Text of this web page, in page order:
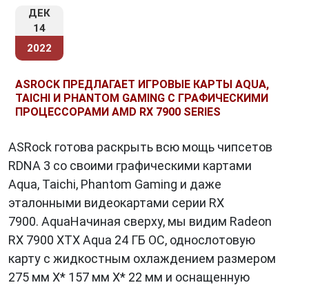
ДЕК
14
2022
ASROCK ПРЕДЛАГАЕТ ИГРОВЫЕ КАРТЫ AQUA,
TAICHI И PHANTOM GAMING С ГРАФИЧЕСКИМИ
ПРОЦЕССОРАМИ AMD RX 7900 SERIES
ASRock готова раскрыть всю мощь чипсетов
RDNA 3 со своими графическими картами
Aqua, Taichi, Phantom Gaming и даже
эталонными видеокартами серии RX
7900. AquaНачиная сверху, мы видим Radeon
RX 7900 XTX Aqua 24 ГБ OC, однослотовую
карту с жидкостным охлаждением размером
275 мм X* 157 мм X* 22 мм и оснащенную